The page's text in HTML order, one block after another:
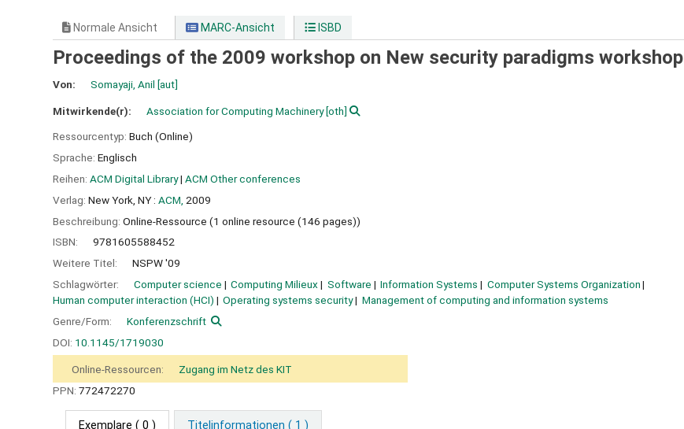
Normale Ansicht MARC-Ansicht ISBD
Proceedings of the 2009 workshop on New security paradigms workshop
Von: Somayaji, Anil [aut]
Mitwirkende(r): Association for Computing Machinery[oth]
Ressourcentyp: Buch (Online)
Sprache: Englisch
Reihen: ACM Digital Library| ACM Other conferences
Verlag: New York, NY : ACM, 2009
Beschreibung: Online-Ressource (1 online resource (146 pages))
ISBN:
9781605588452
Weitere Titel:
NSPW '09
Schlagwörter:
Computer science Computing Milieux Software Information Systems
Computer Systems Organization
Human computer interaction (HCI)
Operating systems security
Management of computing and information systems
Genre/Form:
Konferenzschrift
DOI: 10.1145/1719030
Online-Ressourcen:
Zugang im Netz des KIT
PPN: 772472270
Exemplare ( 0 ) Titelinformationen ( 1 )